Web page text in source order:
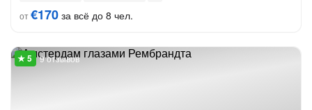
от€170 за всё до 8 чел.
9 отзывов